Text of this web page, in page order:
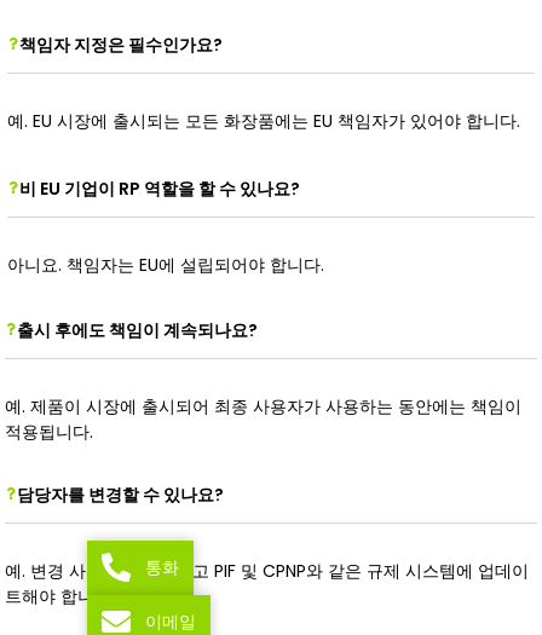
책임자 지정은 필수인가요?
예. EU 시장에 출시되는 모든 화장품에는 EU 책임자가 있어야 합니다.
비 EU 기업이 RP 역할을 할 수 있나요?
아니요. 책임자는 EU에 설립되어야 합니다.
출시 후에도 책임이 계속되나요?
예. 제품이 시장에 출시되어 최종 사용자가 사용하는 동안에는 책임이
적용됩니다.
담당자를 변경할 수 있나요?
예. 변경 사항을 문서화하고 PIF 및 CPNP와 같은 규제 시스템에 업데이
트해야 합니다.
통화
이메일